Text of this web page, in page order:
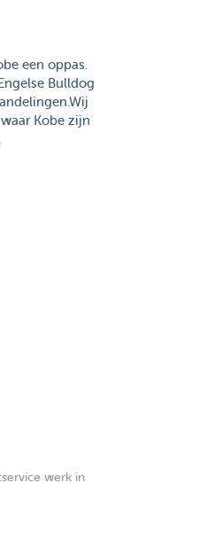
een oppas.
Bulldog
Kobe zijn
werk in